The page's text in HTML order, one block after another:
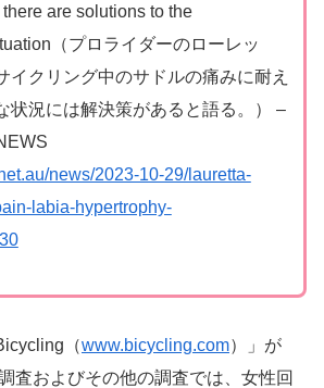
are solutions to the
（プロライダーのローレッ
イクリング中のサドルの痛みに耐え
状況には解決策があると語る。） –
news/2023-10-29/lauretta-
labia-hypertrophy-
（www.bicycling.com）」が
査およびその他の調査では、女性回